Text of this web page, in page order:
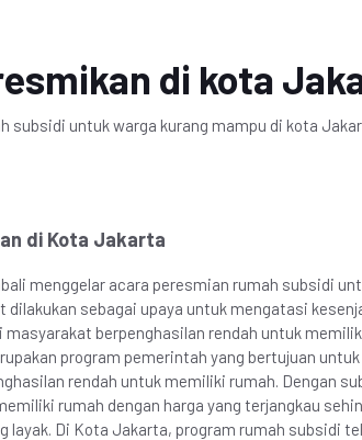
di kota
subsidi untuk warga kurang mampu di kota
di Kota Jakarta
menggelar acara peresmian rumah subsidi
dilakukan sebagai upaya untuk mengatasi
berpenghasilan rendah untuk
program pemerintah yang bertujuan
rendah untuk memiliki rumah. Dengan
rumah dengan harga yang terjangkau
layak. Di Kota Jakarta, program rumah subsidi